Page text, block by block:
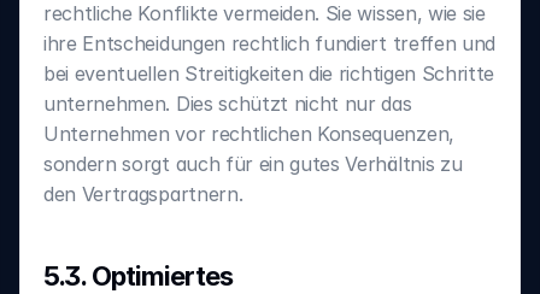
rechtliche Konflikte vermeiden. Sie wissen, wie sie
ihre Entscheidungen rechtlich fundiert treffen und
bei eventuellen Streitigkeiten die richtigen Schritte
unternehmen. Dies schützt nicht nur das
Unternehmen vor rechtlichen Konsequenzen,
sondern sorgt auch für ein gutes Verhältnis zu
den Vertragspartnern.
5.3. Optimiertes